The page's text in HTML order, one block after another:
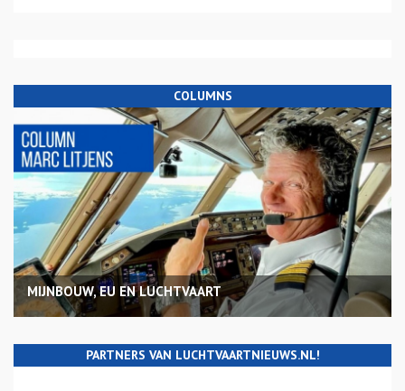
COLUMNS
MIJNBOUW, EU EN LUCHTVAART
PARTNERS VAN LUCHTVAARTNIEUWS.NL!